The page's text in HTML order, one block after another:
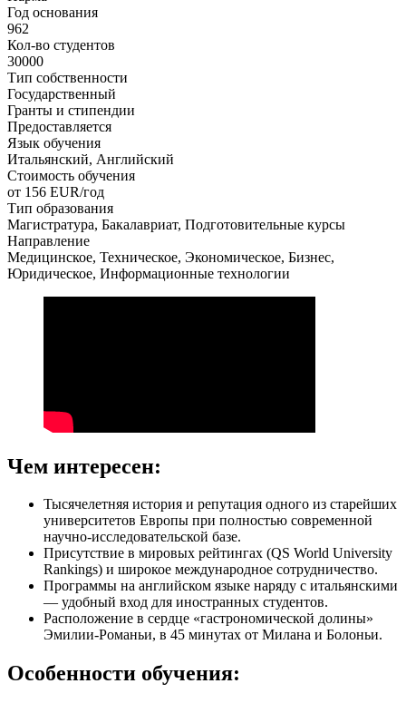
Год основания
962
Кол-во студентов
30000
Тип собственности
Государственный
Гранты и стипендии
Предоставляется
Язык обучения
Итальянский, Английский
Стоимость обучения
от 156 EUR/год
Тип образования
Магистратура, Бакалавриат, Подготовительные курсы
Направление
Медицинское, Техническое, Экономическое, Бизнес,
Юридическое, Информационные технологии
Чем интересен:
Тысячелетняя история и репутация одного из старейших
университетов Европы при полностью современной
научно-исследовательской базе.
Присутствие в мировых рейтингах (QS World University
Rankings) и широкое международное сотрудничество.
Программы на английском языке наряду с итальянскими
— удобный вход для иностранных студентов.
Расположение в сердце «гастрономической долины»
Эмилии-Романьи, в 45 минутах от Милана и Болоньи.
Особенности обучения: